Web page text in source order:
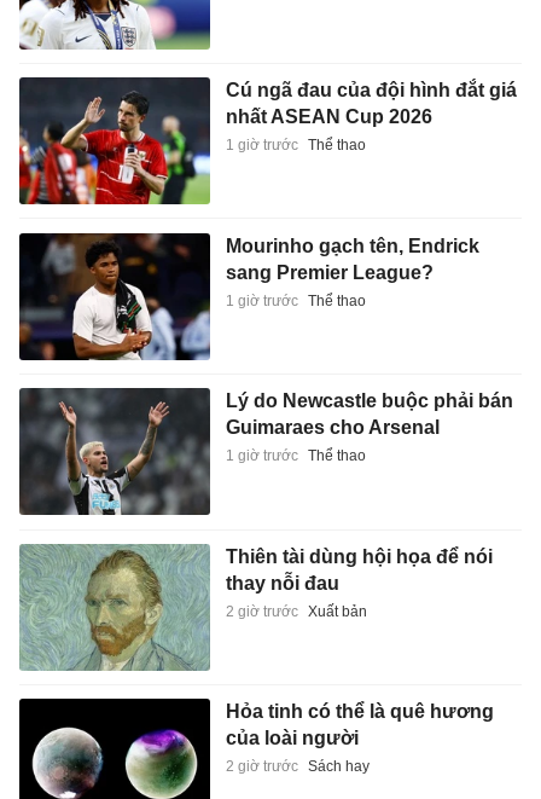
Cú ngã đau của đội hình đắt giá
nhất ASEAN Cup 2026
1 giờ trước Thể thao
Mourinho gạch tên, Endrick
sang Premier League?
1 giờ trước Thể thao
Lý do Newcastle buộc phải bán
Guimaraes cho Arsenal
1 giờ trước Thể thao
Thiên tài dùng hội họa để nói
thay nỗi đau
2 giờ trước Xuất bản
Hỏa tinh có thể là quê hương
của loài người
2 giờ trước Sách hay